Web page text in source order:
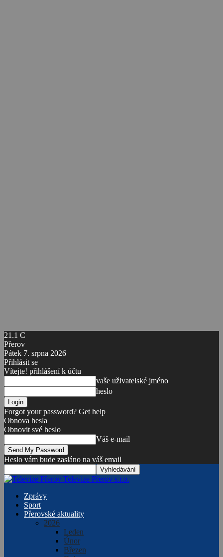
21.1 C
Přerov
Pátek 7. srpna 2026
Přihlásit se
Vítejte! přihlášení k účtu
vaše uživatelské jméno
heslo
Forgot your password? Get help
Obnova hesla
Obnovit své heslo
Váš e-mail
Heslo vám bude zasláno na váš email
Televize Přerov s.r.o.
Zprávy
Sport
Přerovské aktuality
2026
Leden
Únor
Březen